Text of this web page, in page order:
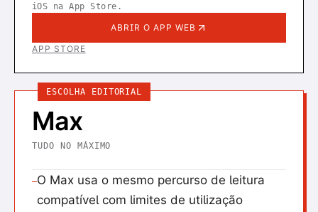
iOS na App Store.
ABRIR O APP WEB
APP STORE
ESCOLHA EDITORIAL
Max
TUDO NO MÁXIMO
—O Max usa o mesmo percurso de leitura
compatível com limites de utilização